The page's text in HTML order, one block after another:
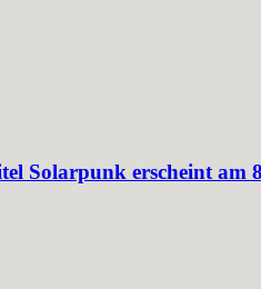
Solarpunk erscheint am